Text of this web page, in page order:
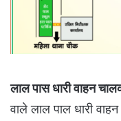
लाल पास धारी वाहन
वाले लाल पाल धारी